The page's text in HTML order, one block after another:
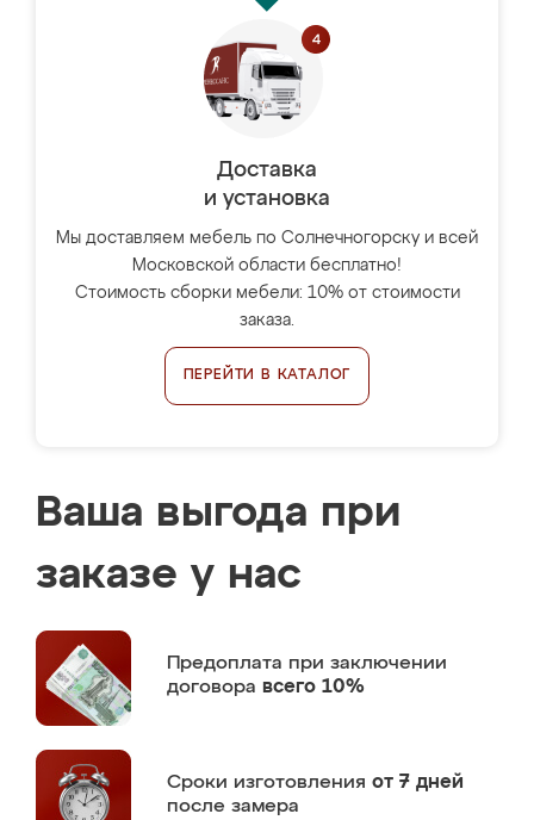
Доставка
и установка
Мы доставляем мебель по Солнечногорску и всей
Московской области бесплатно!
Стоимость сборки мебели: 10% от стоимости
заказа.
ПЕРЕЙТИ В КАТАЛОГ
Ваша выгода при
заказе у нас
Предоплата при заключении
договора всего 10%
Сроки изготовления от 7 дней
после замера